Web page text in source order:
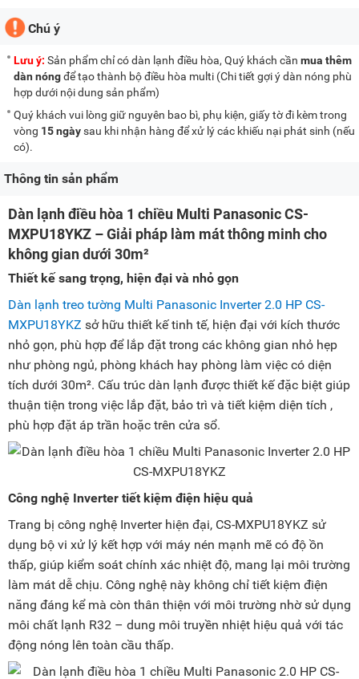
Chú ý
Lưu ý: Sản phẩm chỉ có dàn lạnh điều hòa, Quý khách cần mua thêm
dàn nóngđể tạo thành bộ điều hòa multi (Chi tiết gợi ý dàn nóng phù
hợp dưới nội dung sản phẩm)
Quý khách vui lòng giữ nguyên bao bì, phụ kiện, giấy tờ đi kèm trong
vòng 15 ngàysau khi nhận hàng để xử lý các khiếu nại phát sinh (nếu
có).
Thông tin sản phẩm
Dàn lạnh điều hòa 1 chiều Multi Panasonic CS-
MXPU18YKZ – Giải pháp làm mát thông minh cho
không gian dưới 30m²
Thiết kế sang trọng, hiện đại và nhỏ gọn
Dàn lạnh treo tường Multi Panasonic Inverter 2.0 HP CS-
MXPU18YKZ sở hữu thiết kế tinh tế, hiện đại với kích thước
nhỏ gọn, phù hợp để lắp đặt trong các không gian nhỏ hẹp
như phòng ngủ, phòng khách hay phòng làm việc có diện
tích dưới 30m². Cấu trúc dàn lạnh được thiết kế đặc biệt giúp
thuận tiện trong việc lắp đặt, bảo trì và tiết kiệm diện tích ,
phù hợp đặt áp trần hoặc trên cửa sổ.
Công nghệ Inverter tiết kiệm điện hiệu quả
Trang bị công nghệ Inverter hiện đại, CS-MXPU18YKZ sử
dụng bộ vi xử lý kết hợp với máy nén mạnh mẽ có độ ồn
thấp, giúp kiểm soát chính xác nhiệt độ, mang lại môi trường
làm mát dễ chịu. Công nghệ này không chỉ tiết kiệm điện
năng đáng kể mà còn thân thiện với môi trường nhờ sử dụng
môi chất lạnh R32 – dung môi truyền nhiệt hiệu quả với tác
động nóng lên toàn cầu thấp.